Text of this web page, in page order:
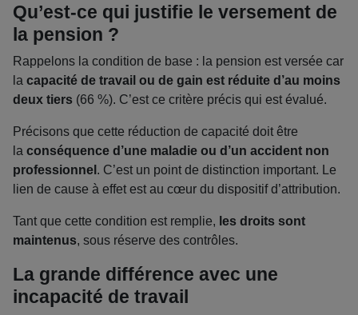
Qu’est-ce qui justifie le versement de
la pension ?
Rappelons la condition de base : la pension est versée car
la capacité de travail ou de gain est réduite d’au moins
deux tiers (66 %). C’est ce critère précis qui est évalué.
Précisons que cette réduction de capacité doit être
la conséquence d’une maladie ou d’un accident non
professionnel . C’est un point de distinction important. Le
lien de cause à effet est au cœur du dispositif d’attribution.
Tant que cette condition est remplie, les droits sont
maintenus, sous réserve des contrôles.
La grande différence avec une
incapacité de travail